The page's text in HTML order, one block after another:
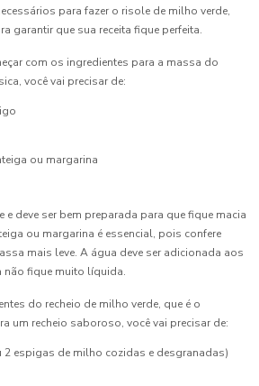
para fazer o risole de milho verde,
garantir que sua receita fique perfeita.
com os ingredientes para a massa do
você vai precisar de:
ou margarina
deve ser bem preparada para que fique macia
ou margarina é essencial, pois confere
mais leve. A água deve ser adicionada aos
não fique muito líquida.
do recheio de milho verde, que é o
um recheio saboroso, você vai precisar de:
2 espigas de milho cozidas e desgranadas)